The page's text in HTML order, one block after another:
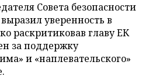
Совета безопасности
уверенность в
раскритиковав главу ЕК
за поддержку
и «наплевательского»